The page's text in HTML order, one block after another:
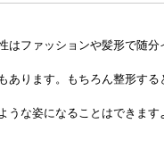
はファッションや髪形で随
あります。もちろん整形す
うな姿になることはできます